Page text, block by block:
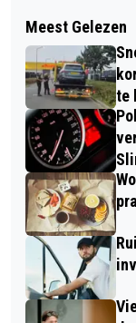
STADION
ALS VAN
TWEEDE
BREDA
Meest Gelezen
te